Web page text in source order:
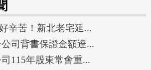
辛苦！新北老宅延...
司背書保證金額達...
115年股東常會重...